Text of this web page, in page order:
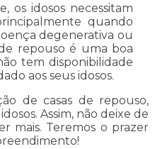
os idosos necessitam
quando
degenerativa ou
repouso é uma boa
tem disponibilidade
aos seus idosos.
de casas de repouso,
Assim, não deixe de
mais. Teremos o prazer